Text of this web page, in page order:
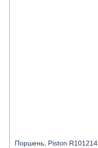
Поршень, Piston R101214